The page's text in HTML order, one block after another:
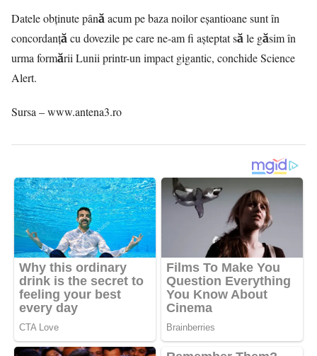
Datele obținute până acum pe baza noilor eșantioane sunt în
concordanță cu dovezile pe care ne-am fi așteptat să le găsim în
urma formării Lunii printr-un impact gigantic, conchide Science
Alert.
Sursa – www.antena3.ro